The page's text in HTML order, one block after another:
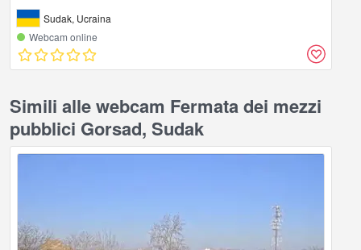
Sudak, Ucraina
Webcam online
Simili alle webcam Fermata dei mezzi
pubblici Gorsad, Sudak